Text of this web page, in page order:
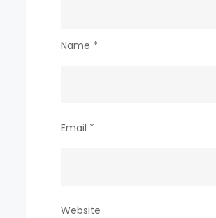
Name *
Email *
Website